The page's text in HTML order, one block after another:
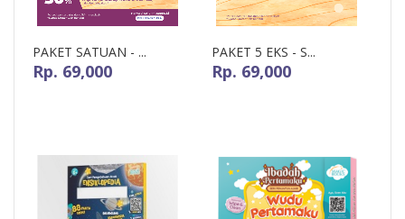
PAKET SATUAN - ...
Rp. 69,000
PAKET 5 EKS - S...
Rp. 69,000